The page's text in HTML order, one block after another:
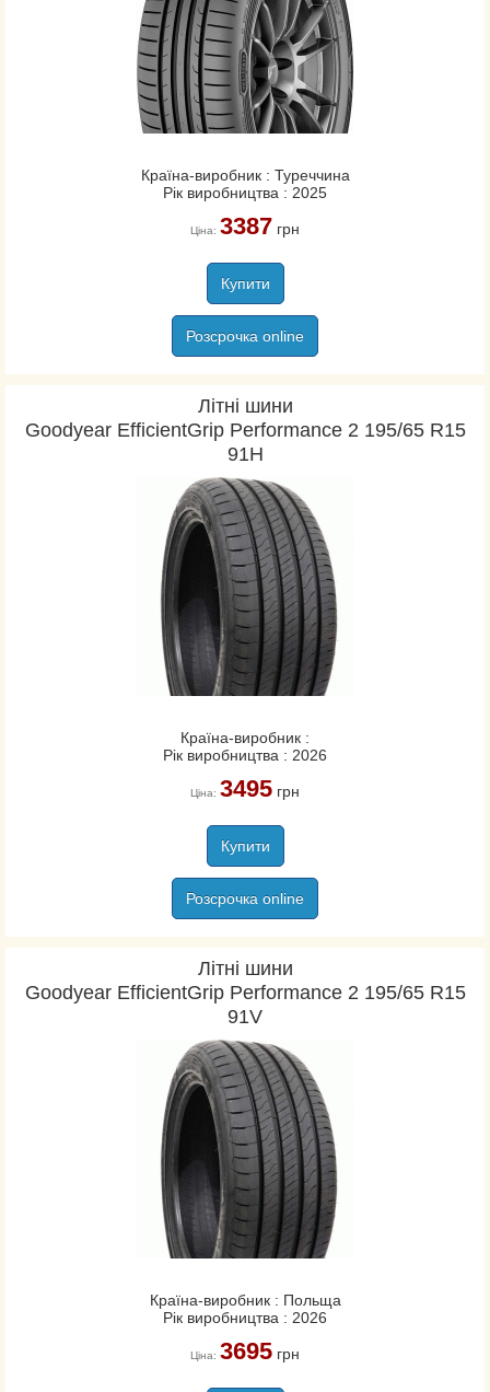
Країна-виробник : Туреччина
Рік виробництва : 2025
Ціна: 3387грн
Купити
Розсрочка online
Літні шини
Goodyear EfficientGrip Performance 2 195/65 R15
91H
Країна-виробник :
Рік виробництва : 2026
Ціна: 3495грн
Купити
Розсрочка online
Літні шини
Goodyear EfficientGrip Performance 2 195/65 R15
91V
Країна-виробник : Польща
Рік виробництва : 2026
Ціна: 3695грн